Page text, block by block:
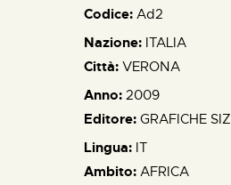
Codice: Ad2
Nazione: ITALIA
Città: VERONA
Anno: 2009
Editore: GRAFICHE SIZ
Lingua: IT
Ambito: AFRICA